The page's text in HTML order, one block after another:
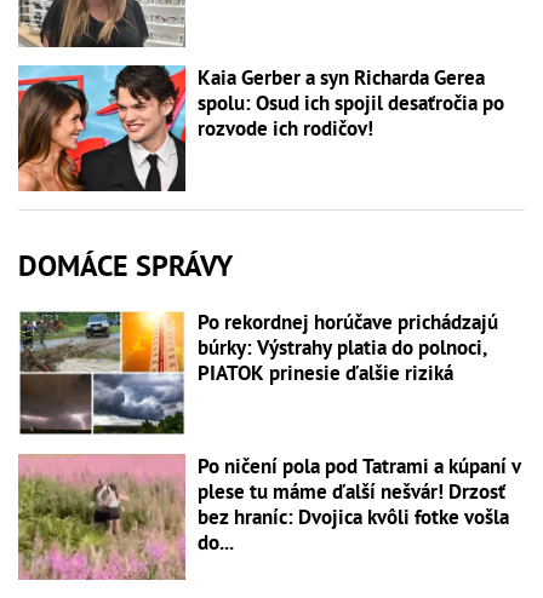
Kaia Gerber a syn Richarda Gerea
spolu: Osud ich spojil desaťročia po
rozvode ich rodičov!
DOMÁCE SPRÁVY
Po rekordnej horúčave prichádzajú
búrky: Výstrahy platia do polnoci,
PIATOK prinesie ďalšie riziká
Po ničení pola pod Tatrami a kúpaní v
plese tu máme ďalší nešvár! Drzosť
bez hraníc: Dvojica kvôli fotke vošla
do...